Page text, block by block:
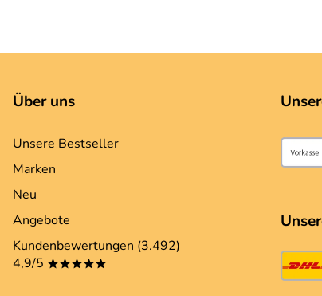
Über uns
Unsere Bestseller
Marken
Neu
Angebote
Kundenbewertungen (3.492)
4,9/5 *****